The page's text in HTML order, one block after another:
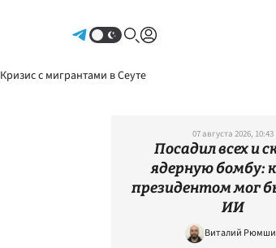
Кризис с мигрантами в Сеуте
07 августа 2026, 10:43
Посадил всех и
ядерную бомбу:
президентом мог
ИИ
Виталий